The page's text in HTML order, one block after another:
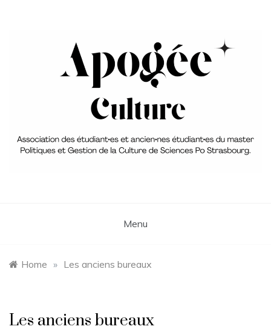
élèves du master Politique et
Gestion de la Culture
Menu
Home » Les anciens bureaux
Les anciens bureaux